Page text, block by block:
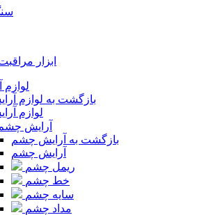
ابزار
لوازم
بازگشت به لوازم
لوازم
آرایش
بازگشت به آرایش چشم
آرایش چشم
ریمل چشم
خط چشم
سایه چشم
مداد چشم